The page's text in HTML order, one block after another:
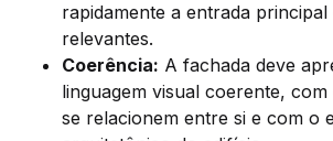
rapidamente a entrada
relevantes.
Coerência: A fachada deve
linguagem visual coerente, com
se relacionem entre si e com o